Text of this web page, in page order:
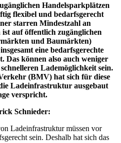
Handelsparkplätzen
flexibel und bedarfsgerecht
starren Mindestzahl an
auf öffentlich zugänglichen
und Baumärkten)
eine bedarfsgerechte
können also auch weniger
Lademöglichkeit sein.
(BMV) hat sich für diese
Ladeinfrastruktur ausgebaut
verspricht.
Schnieder:
Ladeinfrastruktur müssen vor
sein. Deshalb hat sich das